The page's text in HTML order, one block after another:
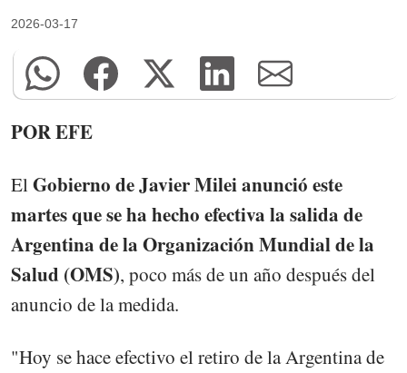
2026-03-17
POR EFE
ElGobierno de Javier Milei anunció este
martes que se ha hecho efectiva la salida de
Argentina de la Organización Mundial de la
Salud (OMS), poco más de un año después del
anuncio de la medida.
"Hoy se hace efectivo el retiro de la Argentina de